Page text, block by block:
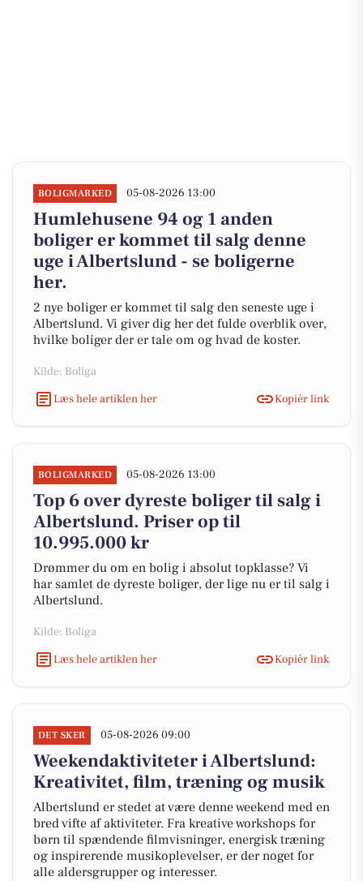
BOLIGMARKED 05-08-2026 13:00
Humlehusene 94 og 1 anden
boliger er kommet til salg denne
uge i Albertslund - se boligerne
her.
2 nye boliger er kommet til salg den seneste uge i
Albertslund. Vi giver dig her det fulde overblik over,
hvilke boliger der er tale om og hvad de koster.
Kilde: Boliga
Læs hele artiklen her
Kopiér link
BOLIGMARKED 05-08-2026 13:00
Top 6 over dyreste boliger til salg i
Albertslund. Priser op til
10.995.000 kr
Drømmer du om en bolig i absolut topklasse? Vi
har samlet de dyreste boliger, der lige nu er til salg i
Albertslund.
Kilde: Boliga
Læs hele artiklen her
Kopiér link
DET SKER 05-08-2026 09:00
Weekendaktiviteter i Albertslund:
Kreativitet, film, træning og musik
Albertslund er stedet at være denne weekend med en
bred vifte af aktiviteter. Fra kreative workshops for
børn til spændende filmvisninger, energisk træning
og inspirerende musikoplevelser, er der noget for
alle aldersgrupper og interesser.